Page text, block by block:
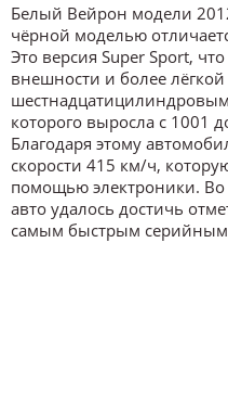
Белый Вейрон модели
чёрной моделью
Это версия Super Sport,
внешности и более
которого выросла с 1001
Благодаря этому
скорости 415 км/ч,
помощью электроники.
авто удалось достичь
самым быстрым серийным